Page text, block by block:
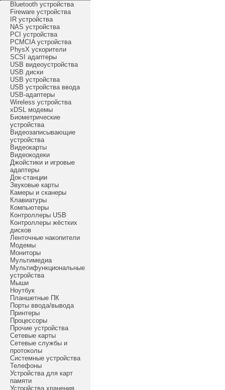
Bluetooth устройства
Fireware устройства
IR устройства
NAS устройства
PCI устройства
PCMCIA устройства
PhysX ускорители
SCSI адаптеры
USB видеоустройства
USB диски
USB устройства
USB устройства ввода
USB-адаптеры
Wireless устройства
xDSL модемы
Биометрические
устройства
Видеозаписывающие
устройства
Видеокарты
Видеокодеки
Джойстики и игровые
адаптеры
Док-станции
Звуковые карты
Камеры и сканеры
Клавиатуры
Компьютеры
Контроллеры USB
Контроллеры жёстких
дисков
Ленточные накопители
Модемы
Мониторы
Мультимедиа
Мультифункциональные
устройства
Мыши
Ноутбук
Планшетные ПК
Порты ввода/вывода
Принтеры
Процессоры
Прочие устройства
Сетевые карты
Сетевые службы и
протоколы
Системные устройства
Телефоны
Устройства для карт
памяти
Устройства хранения